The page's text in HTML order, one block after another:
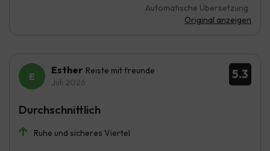
Automatische Übersetzung
Original anzeigen
5.3
Esther Reiste mit freunde
Juli 2026
Ruhe und sicheres Viertel
Durchschnittlich